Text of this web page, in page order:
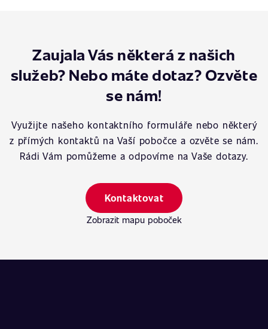
Zaujala Vás některá z našich
služeb? Nebo máte dotaz? Ozvěte
se nám!
Využijte našeho kontaktního formuláře nebo některý
z přímých kontaktů na Vaší pobočce a ozvěte se nám.
Rádi Vám pomůžeme a odpovíme na Vaše dotazy.
Kontaktovat
Zobrazit mapu poboček